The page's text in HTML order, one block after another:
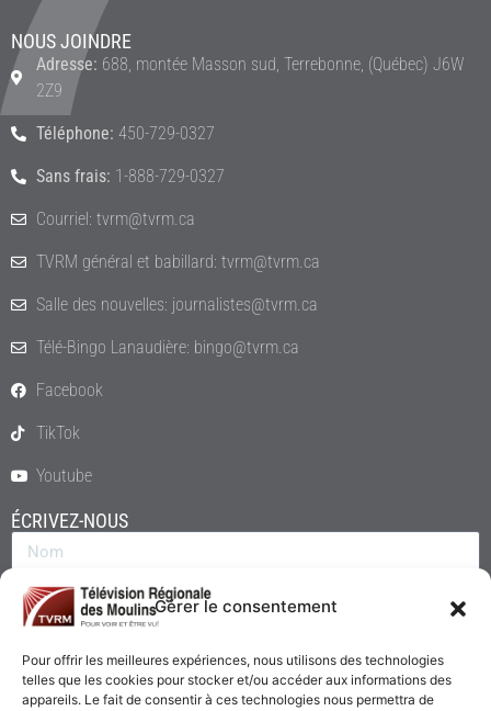
Gérer le consentement
Pour offrir les meilleures expériences, nous utilisons des technologies
telles que les cookies pour stocker et/ou accéder aux informations des
appareils. Le fait de consentir à ces technologies nous permettra de
NOUS JOINDRE
Adresse: 688, montée Masson sud, Terrebonne, (Québec) J6W
2Z9
Téléphone: 450-729-0327
Sans frais: 1-888-729-0327
Courriel: tvrm@tvrm.ca
TVRM général et babillard: tvrm@tvrm.ca
Salle des nouvelles: journalistes@tvrm.ca
Télé-Bingo Lanaudière: bingo@tvrm.ca
Facebook
TikTok
Youtube
ÉCRIVEZ-NOUS